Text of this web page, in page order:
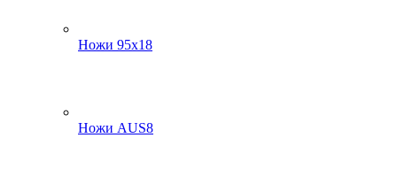
Ножи 95х18
Ножи AUS8